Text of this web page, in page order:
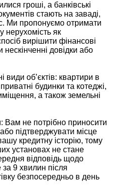
гроші, а банківські
стають на заваді,
Ми пропонуємо отримати
нерухомість як
вирішити фінансові
довідки або
види об’єктів: квартири в
будинки та котеджі,
а також земельні
Вам не потрібно приносити
підтверджувати місце
кредитну історію, тому
установах не стане
відповідь щодо
9 хвилин після
безпосередньо в день